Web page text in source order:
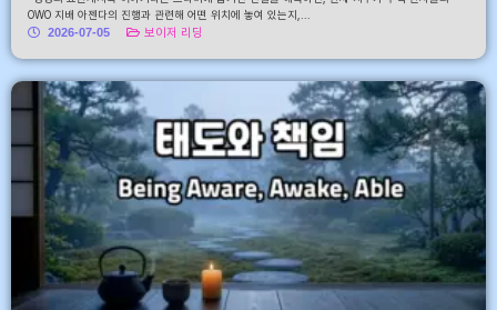
OWO 지배 아젠다의 진행과 관련해 어떤 위치에 놓여 있는지,...
2026-07-05
보이저 리딩